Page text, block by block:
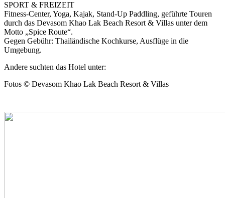
SPORT & FREIZEIT
Fitness-Center, Yoga, Kajak, Stand-Up Paddling, geführte Touren
durch das Devasom Khao Lak Beach Resort & Villas unter dem
Motto „Spice Route“.
Gegen Gebühr: Thailändische Kochkurse, Ausflüge in die
Umgebung.
Andere suchten das Hotel unter:
Fotos © Devasom Khao Lak Beach Resort & Villas